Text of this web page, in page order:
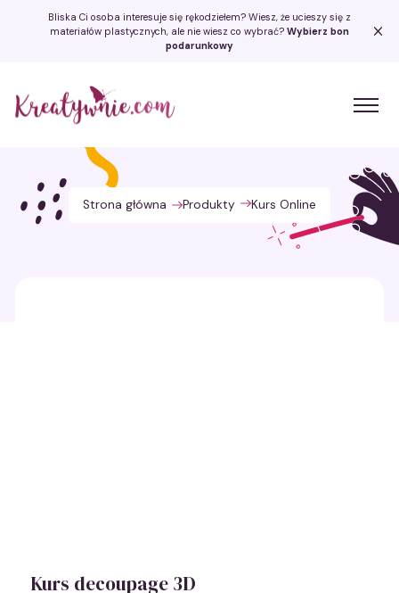
Bliska Ci osoba interesuje się rękodziełem? Wiesz, że ucieszy się z
materiałów plastycznych, ale nie wiesz co wybrać? Wybierz bon
podarunkowy
Kreatywnie.com
Strona główna Produkty Kurs Online
Kurs decoupage 3D